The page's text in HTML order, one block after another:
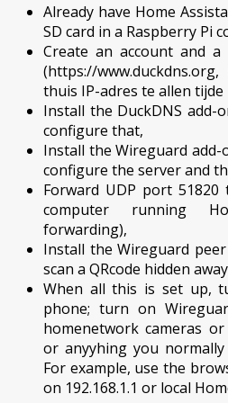
Already have Home
SD card in a Raspberry Pi
Create an account and a
(https://
thuis IP-adres te allen
Install the DuckDNS add-
configure that,
Install the Wireguard add-
configure the server and
Forward UDP port
computer running
forwarding),
Install the Wireguard
scan a QRcode hidden
When all this is set up,
phone; turn on
homenetwork cameras
or anyyhing you
For example, use the
on 192.168.1.1 or local